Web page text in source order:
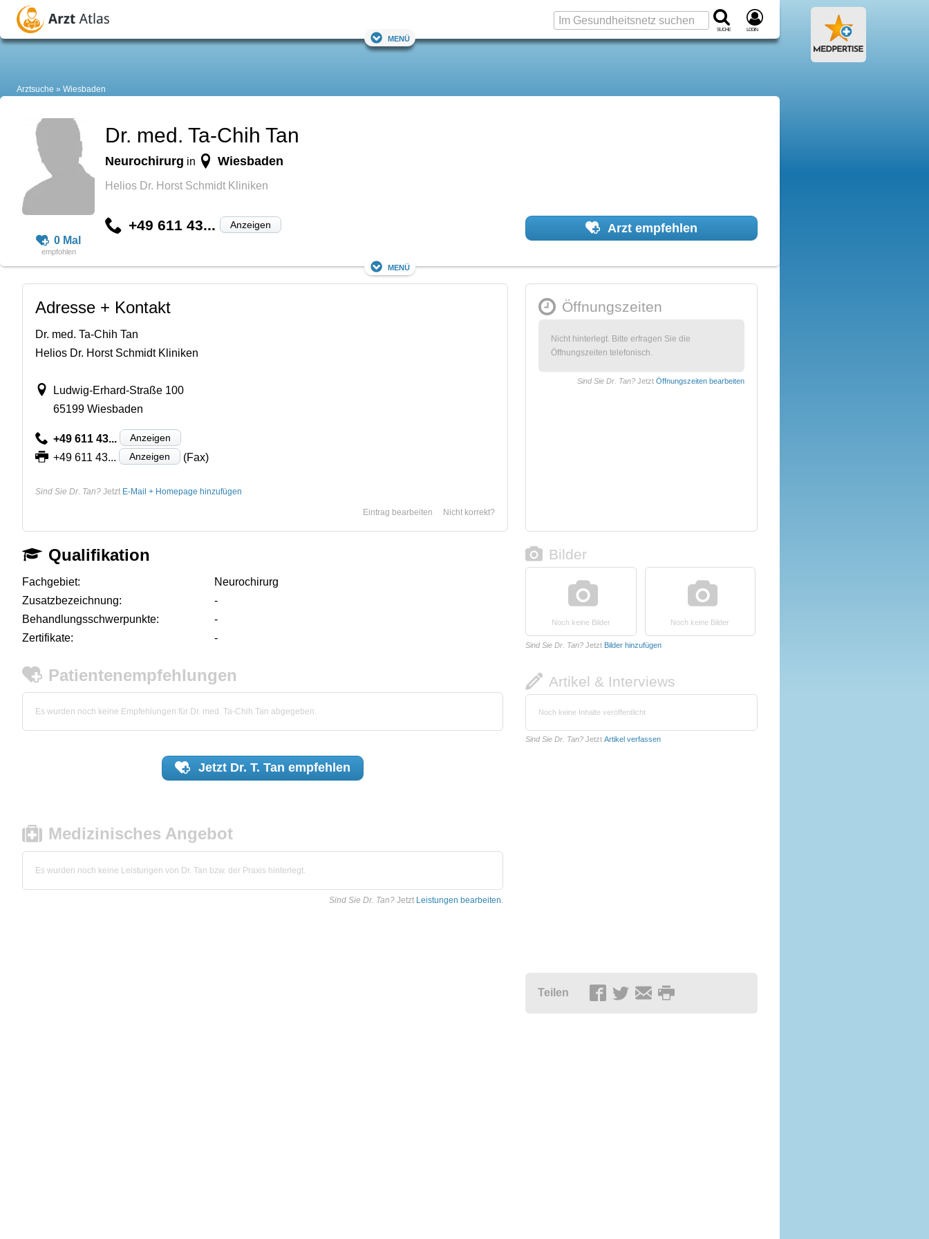
Suche Login
Menü
Arztsuche Wiesbaden
0 Mal
Dr. med. Ta-Chih Tan
Neurochirurg in Wiesbaden
Helios Dr. Horst Schmidt Kliniken
+49 611 43... Anzeigen Arzt empfehlen
Menü
Adresse + Kontakt
Dr. med. Ta-Chih Tan
Helios Dr. Horst Schmidt Kliniken
Ludwig-Erhard-Straße 100
65199 Wiesbaden
+49 611 43... Anzeigen
+49 611 43... Anzeigen (Fax)
Sind Sie Dr. Tan? Jetzt E-Mail + Homepage hinzufügen
Nicht korrekt?
Eintrag bearbeiten
Öffnungszeiten
Nicht hinterlegt. Bitte erfragen Sie die
Öffnungszeiten telefonisch.
Sind Sie Dr. Tan? Jetzt Öffnungszeiten bearbeiten
Qualifikation
Fachgebiet:
Neurochirurg
Zusatzbezeichnung:
-
Behandlungsschwerpunkte:
-
Zertifikate:
-
Patientenempfehlungen
Es wurden noch keine Empfehlungen für Dr. med. Ta-Chih Tan abgegeben.
Jetzt Dr. T. Tan empfehlen
Medizinisches Angebot
Es wurden noch keine Leistungen von Dr. Tan bzw. der Praxis hinterlegt.
Sind Sie Dr. Tan? Jetzt Leistungen bearbeiten.
Bilder
Noch keine Bilder Noch keine Bilder
Sind Sie Dr. Tan? Jetzt Bilder hinzufügen
Artikel & Interviews
Noch keine Inhalte veröffentlicht
Sind Sie Dr. Tan? Jetzt Artikel verfassen
Teilen